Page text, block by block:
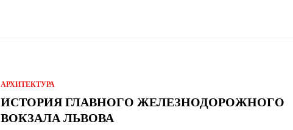
АРХИТЕКТУРА
ИСТОРИЯ ГЛАВНОГО ЖЕЛЕЗНОДОРОЖНОГО
ВОКЗАЛА ЛЬВОВА